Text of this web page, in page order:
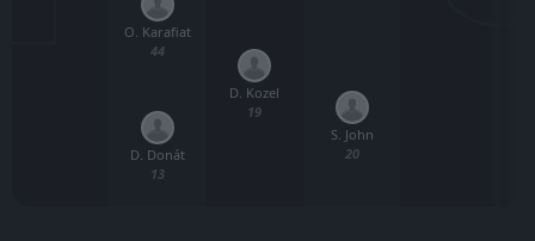
D. Donát
13
O. Karafiat
44
D. Kozel
19
S. John
20